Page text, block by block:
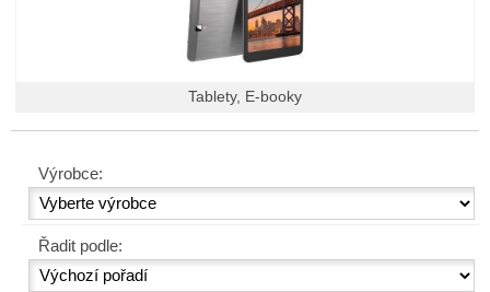
Tablety, E-booky
Výrobce:
Řadit podle: